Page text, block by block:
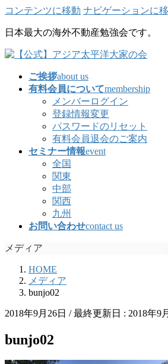
コンテンツに移動 ナビゲーションに
日本最大の海外不動産勉強会です。
ご挨拶about us
有料会員についてmembership
メンバーログイン
登録情報変更
パスワードのリセット
有料会員退会のご案内
セミナー情報event
全国
関東
中部
関西
九州
お問い合わせcontact us
メディア
HOME
メディア
bunjo02
2018年9月26日 / 最終更新日 : 2018年9
bunjo02